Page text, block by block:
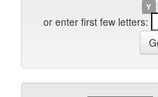
Y
or enter first few letters: